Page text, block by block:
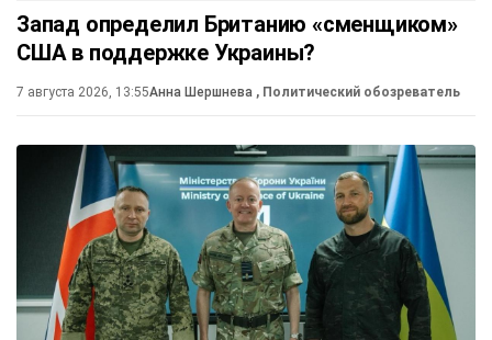
Запад определил Британию «сменщиком»
США в поддержке Украины?
7 августа 2026, 13:55Анна Шершнева , Политический обозреватель